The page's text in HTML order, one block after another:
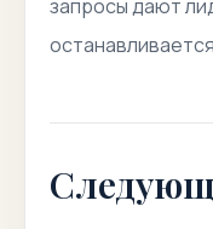
запросы дают